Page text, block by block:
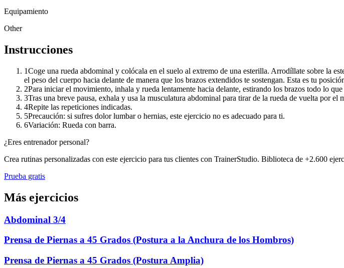
Equipamiento
Other
Instrucciones
1Coge una rueda abdominal y colócala en el suelo al extremo de una esterilla. Arrodíllate sobre la
el peso del cuerpo hacia delante de manera que los brazos extendidos te sostengan. Esta es tu
2Para iniciar el movimiento, inhala y rueda lentamente hacia delante, estirando los brazos todo lo
3Tras una breve pausa, exhala y usa la musculatura abdominal para tirar de la rueda de vuelta por el
4Repite las repeticiones indicadas.
5Precaución: si sufres dolor lumbar o hernias, este ejercicio no es adecuado para ti.
6Variación: Rueda con barra.
¿Eres entrenador personal?
Crea rutinas personalizadas con este ejercicio para tus clientes con TrainerStudio. Biblioteca de +2.600
Prueba gratis
Más ejercicios
Abdominal 3/4
Prensa de Piernas a 45 Grados (Postura a la Anchura de los Hombros)
Prensa de Piernas a 45 Grados (Postura Amplia)